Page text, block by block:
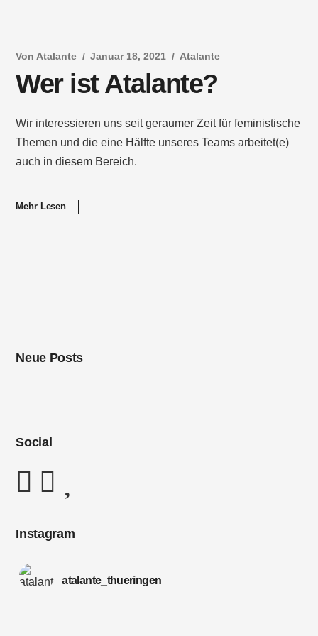
Von Atalante Januar 18, 2021 Atalante
Wer ist Atalante?
Wir interessieren uns seit geraumer Zeit für feministische
Themen und die eine Hälfte unseres Teams arbeitet(e)
auch in diesem Bereich.
Mehr Lesen
Neue Posts
Social
Instagram
atalante_thueringen